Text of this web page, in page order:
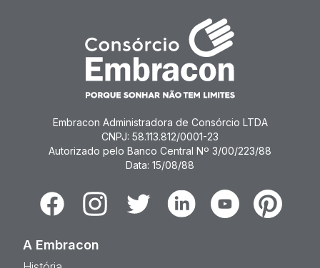
Embracon Administradora de Consórcio LTDA
CNPJ: 58.113.812/0001-23
Autorizado pelo Banco Central Nº 3/00/223/88
Data: 15/08/88
FacebookInstagramTwitter LinkedinYoutubePinterest
A Embracon